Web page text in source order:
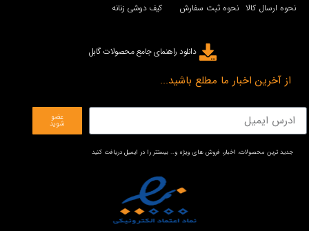
نحوه ارسال کالا نحوه ثبت سفارش
کیف دوشی زنانه
دانلود راهنمای جامع محصولات گابل
از آخرین اخبار ما مطلع باشید...
عضو
شوید
جدید ترین محصولات، اخبار، فروش های ویژه و… بیستتر را در ایمیل دریافت کنید